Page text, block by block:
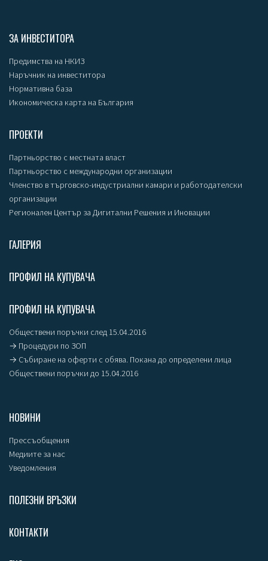
ЗА ИНВЕСТИТОРА
Предимства на НКИЗ
Наръчник на инвеститора
Нормативна база
Икономическа карта на България
ПРОЕКТИ
Партньорство с местната власт
Партньорство с международни организации
Членство в търговско-индустриални камари и работодателски
организации
Регионален Център за Дигитални Решения и Иновации
ГАЛЕРИЯ
ПРОФИЛ НА КУПУВАЧА
ПРОФИЛ НА КУПУВАЧА
Обществени поръчки след 15.04.2016
→ Процедури по ЗОП
→ Събиране на оферти с обява. Покана до определени лица
Обществени поръчки до 15.04.2016
НОВИНИ
Прессъобщения
Медиите за нас
Уведомления
ПОЛЕЗНИ ВРЪЗКИ
КОНТАКТИ